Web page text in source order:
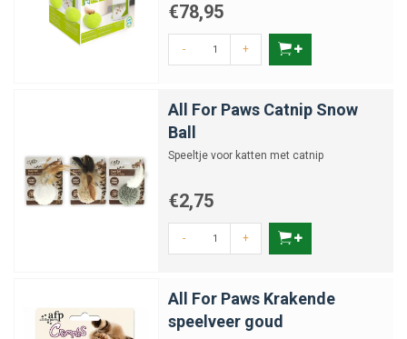
€78,95
- +
All For Paws Catnip Snow
Ball
Speeltje voor katten met catnip
€2,75
- +
All For Paws Krakende
speelveer goud